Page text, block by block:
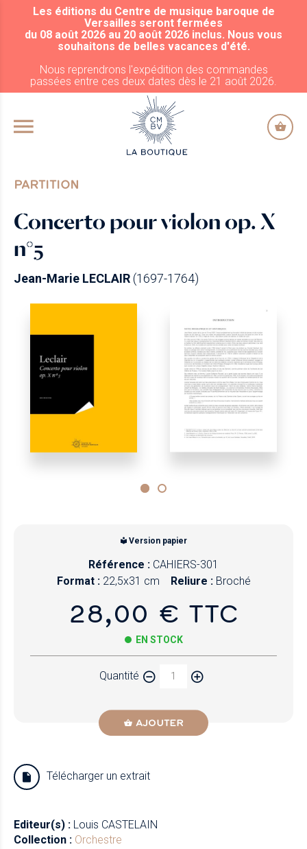
ALLER AU CONTENU PRINCIPAL
Les éditions du Centre de musique baroque de
Versailles seront fermées
du 08 août 2026 au 20 août 2026 inclus. Nous vous
souhaitons de belles vacances d'été.
Nous reprendrons l'expédition des commandes
passées entre ces deux dates dès le 21 août 2026.
PARTITION
Concerto pour violon op. X
n°5
Jean-Marie LECLAIR(1697-1764)
Version papier
Référence : CAHIERS-301
Format : 22,5x31 cm Reliure : Broché
28,00 € TTC
EN STOCK
Quantité
AJOUTER
Télécharger un extrait
Editeur(s) : Louis CASTELAIN
Collection : Orchestre